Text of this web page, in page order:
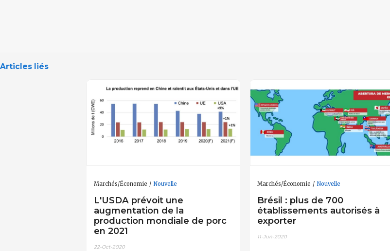
Articles liés
Marchés/Économie Nouvelle
L'USDA prévoit une
augmentation de la
production mondiale de porc
en 2021
22-Oct-2020
Marchés/Économie Nouvelle
Brésil : plus de 700
établissements autorisés à
exporter
11-Jun-2020